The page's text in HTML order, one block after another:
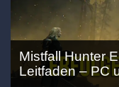
Mistfall Hunter
Leitfaden – PC